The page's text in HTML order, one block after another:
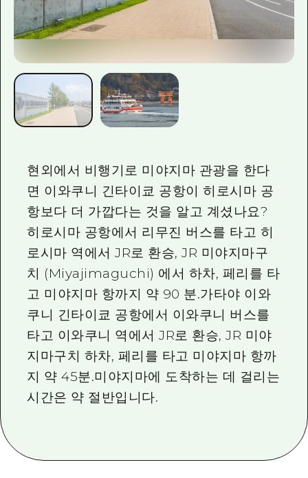
현외에서 비행기로 미야지마 관광을 한다
면 이와쿠니 긴타이쿄 공항이 히로시마 공
항보다 더 가깝다는 것을 알고 계셨나요?
히로시마 공항에서 리무진 버스를 타고 히
로시마 역에서 JR로 환승, JR 미야지마구
치 (Miyajimaguchi) 에서 하차, 페리를 타
고 미야지마 항까지 약 90 분.가타야 이와
쿠니 긴타이쿄 공항에서 이와쿠니 버스를
타고 이와쿠니 역에서 JR로 환승, JR 미야
지마구치 하차, 페리를 타고 미야지마 항까
지 약 45분.미야지마에 도착하는 데 걸리는
시간은 약 절반입니다.